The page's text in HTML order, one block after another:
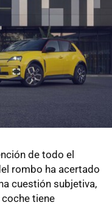
de todo el
rombo ha acertado
cuestión subjetiva,
tiene